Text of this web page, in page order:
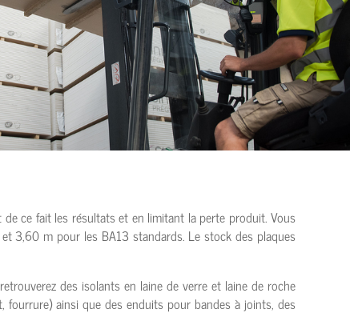
ce fait les résultats et en limitant la perte produit. Vous
3,60 m pour les BA13 standards. Le stock des plaques
des isolants en laine de verre et laine de roche
fourrure) ainsi que des enduits pour bandes à joints, des